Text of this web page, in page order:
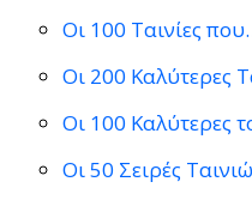
Οι 100 Ταινίες
Οι 200 Καλύτερες
Οι 100 Καλύτερες
Οι 50 Σειρές